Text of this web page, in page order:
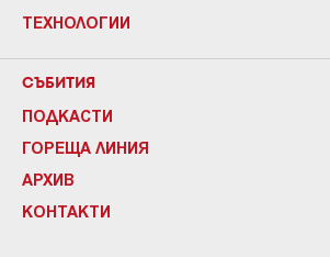
ТЕХНОЛОГИИ
СЪБИТИЯ
ПОДКАСТИ
ГОРЕЩА ЛИНИЯ
АРХИВ
КОНТАКТИ